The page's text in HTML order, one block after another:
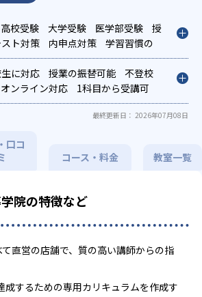
高校受験 大学受験 医学部受験
授
ト対策
内申点対策
学習習慣の
選抜(旧AO)対策
推薦入試対策
策
国公立大対策 私大対策
共通
英検(英語検定)対策
漢検(漢字検
学特化対策 その他科目別特化対策
に対応 授業の振替可能
不登校
オンライン対応
1科目から受講可
のみの受講可
発達障害の子ども
最終更新日： 2026年07月08日
口コ
コース・料金 教室一覧
院の特徴など
て直営の店舗で、質の高い講師からの指
成するための専用カリキュラムを作成す